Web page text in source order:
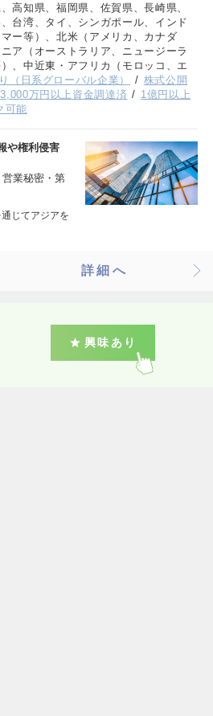
高知県、福岡県、佐賀県、長崎県、
台湾、タイ、シンガポール、インド
ー等）、北米（アメリカ、カナダ
ア（オーストラリア、ニュージーラ
、中近東・アフリカ（モロッコ、エ
（日系グローバル企業）
株式公開
3,000万円以上資金調達済
1億円以上
可能
や権利侵害
業秘密・第
じてアジアを
詳細へ
興味あり